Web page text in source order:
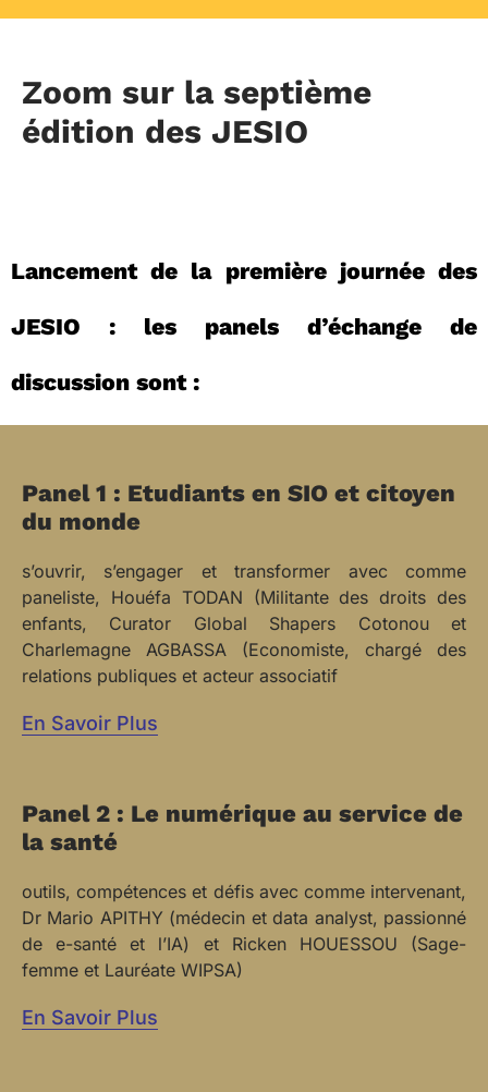
Zoom sur la septième
édition des JESIO
Lancement de la première journée des
JESIO : les panels d’échange de
discussion sont :
Panel 1 : Etudiants en SIO et citoyen
du monde
s’ouvrir, s’engager et transformer avec comme
paneliste, Houéfa TODAN (Militante des droits des
enfants, Curator Global Shapers Cotonou et
Charlemagne AGBASSA (Economiste, chargé des
relations publiques et acteur associatif
En Savoir Plus
Panel 2 : Le numérique au service de
la santé
outils, compétences et défis avec comme intervenant,
Dr Mario APITHY (médecin et data analyst, passionné
de e-santé et l’IA) et Ricken HOUESSOU (Sage-
femme et Lauréate WIPSA)
En Savoir Plus